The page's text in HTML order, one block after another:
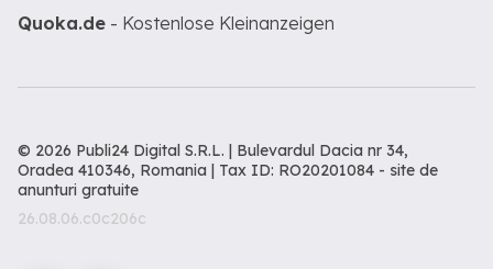
Quoka.de - Kostenlose Kleinanzeigen
© 2026 Publi24 Digital S.R.L. | Bulevardul Dacia nr 34,
Oradea 410346, Romania | Tax ID: RO20201084 - site de
anunturi gratuite
26.08.06.c0c206c